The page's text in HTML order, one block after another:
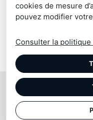
produits-
© Maison Tergus |
| Peau vache,
Site réalisé par l'
cookies de mesure
pouvez modifier
Consulter la